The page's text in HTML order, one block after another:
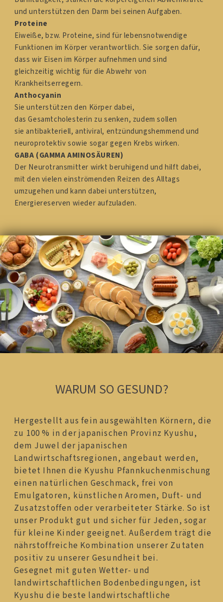
und unterstützen den Darm bei seinen Aufgaben.
Proteine
Eiweiße, bzw. Proteine, sind für lebensnotwendige
Funktionen im Körper verantwortlich. Sie sorgen dafür,
dass wir Eisen im Körper aufnehmen und sind
gleichzeitig wichtig für die Abwehr von
Krankheitserregern.
Anthocyanin
Sie unterstützen den Körper dabei,
das Gesamtcholesterin zu senken, zudem sollen
sie antibakteriell, antiviral, entzündungshemmend und
neuroprotektiv sowie sogar gegen Krebs wirken.
GABA (GAMMA AMINOSÄUREN)
Der Neurotransmitter wirkt beruhigend und hilft dabei,
mit den vielen einströmenden Reizen des Alltags
umzugehen und kann dabei unterstützen,
Energiereserven wieder aufzuladen.
WARUM SO GESUND?
Hergestellt aus fein ausgewählten Körnern, die
zu 100 % in der japanischen Provinz Kyushu,
dem Juwel der japanischen
Landwirtschaftsregionen, angebaut werden,
bietet Ihnen die Kyushu Pfannkuchenmischung
einen natürlichen Geschmack, frei von
Emulgatoren, künstlichen Aromen, Duft- und
Zusatzstoffen oder verarbeiteter Stärke. So ist
unser Produkt gut und sicher für Jeden, sogar
für kleine Kinder geeignet. Außerdem trägt die
nährstoffreiche Kombination unserer Zutaten
positiv zu unserer Gesundheit bei.
Gesegnet mit guten Wetter- und
landwirtschaftlichen Bodenbedingungen, ist
Kyushu die beste landwirtschaftliche